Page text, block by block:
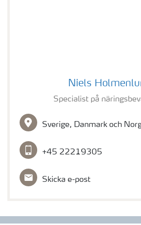
Niels
Specialist på
Sverige, Danmark och
+45 22219305
Skicka e-post